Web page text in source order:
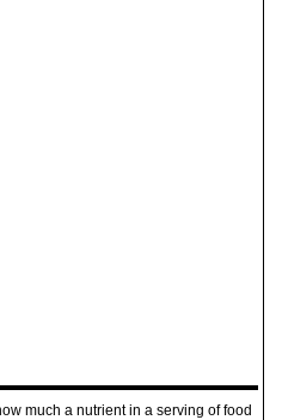
much a nutrient in a serving of food